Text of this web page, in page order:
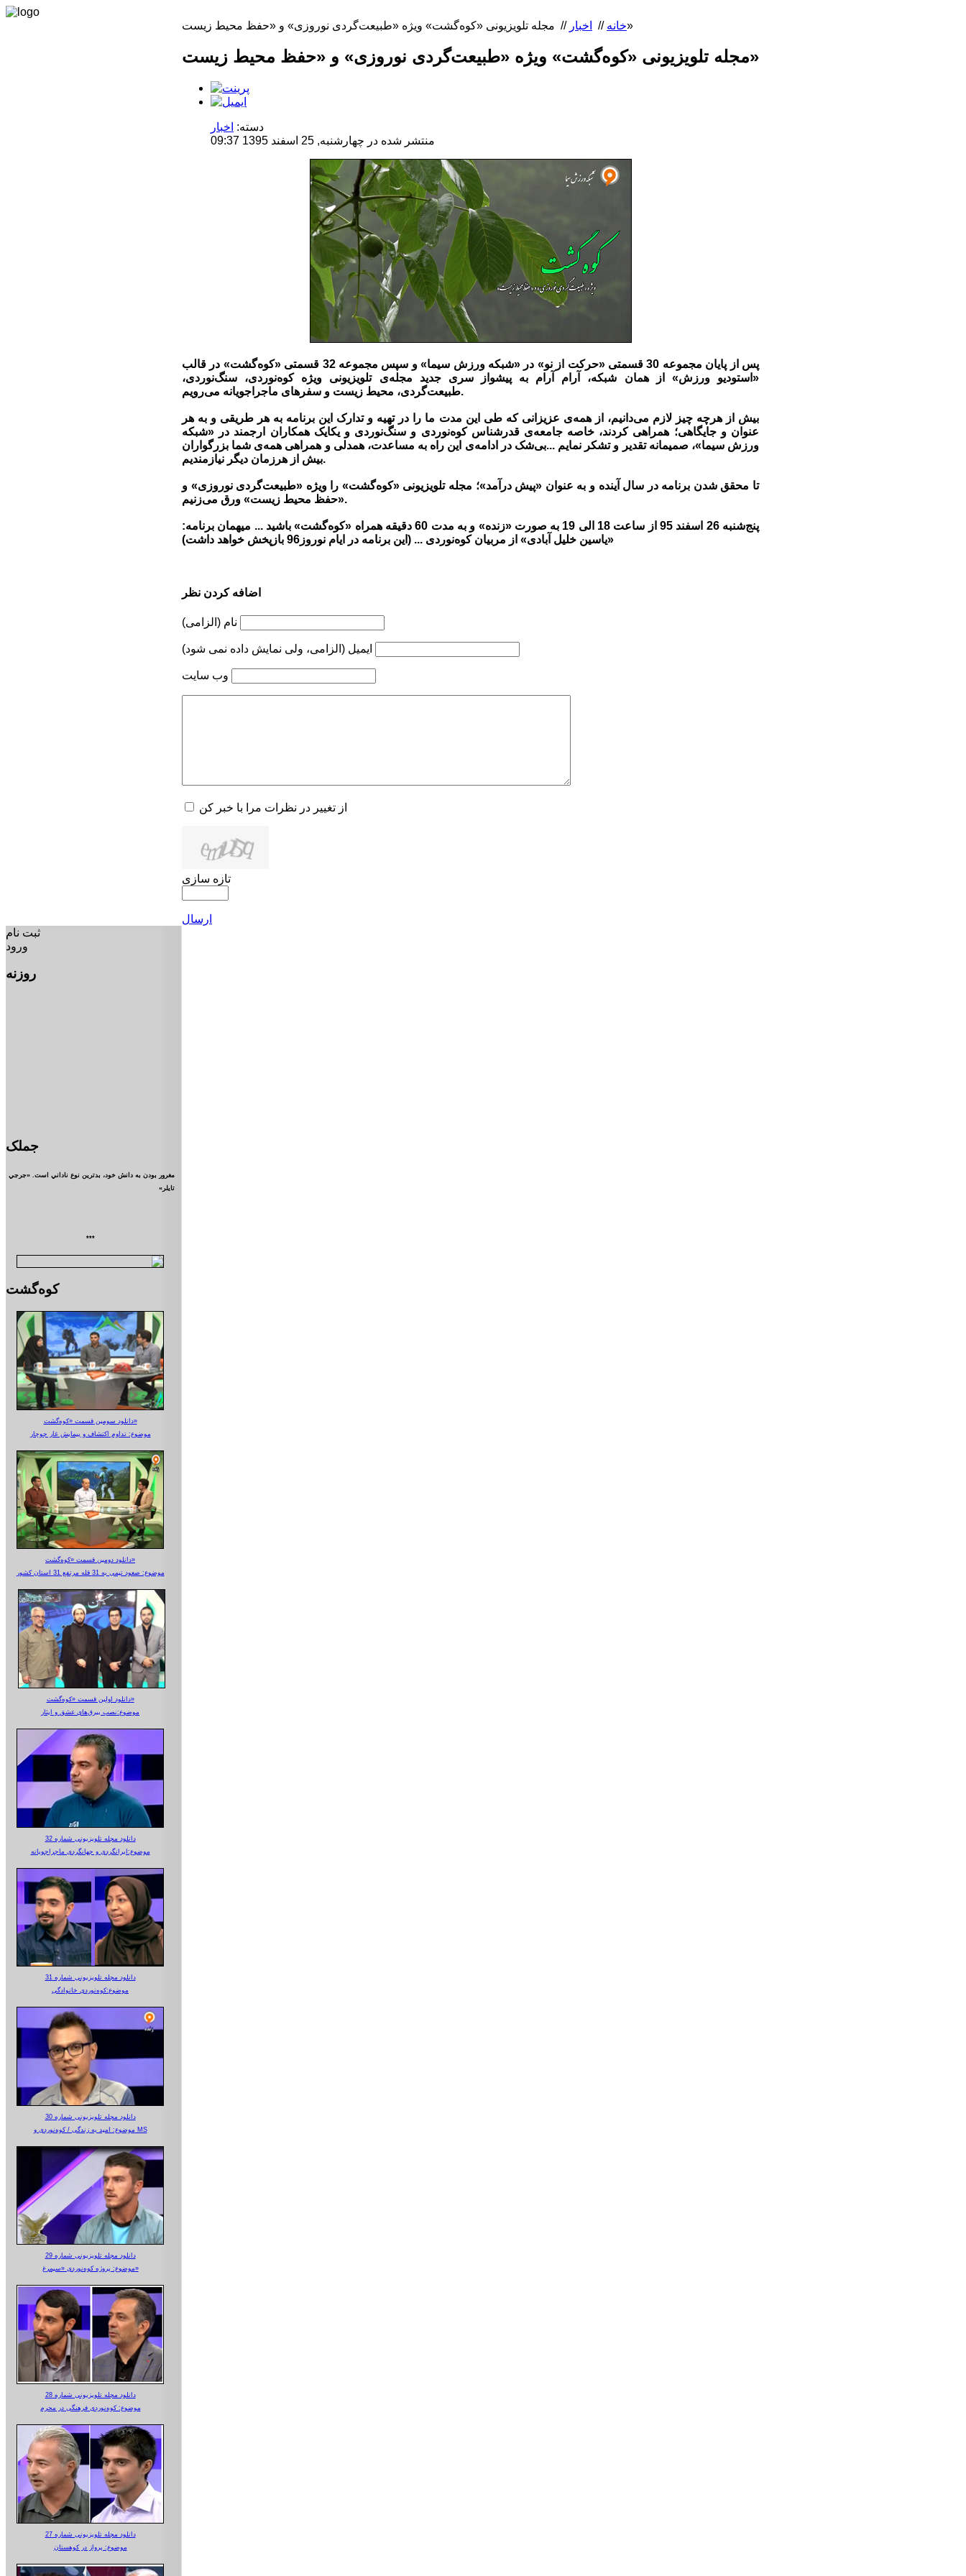
خانه // اخبار // مجله تلویزیونی «کوه‌گشت» ویژه «طبیعت‌گردی نوروزی» و «حفظ محیط زیست»
مجله تلویزیونی «کوه‌گشت» ویژه «طبیعت‌گردی نوروزی» و «حفظ محیط زیست»
دسته: اخبار
منتشر شده در چهارشنبه, 25 اسفند 1395 09:37
پس از پایان مجموعه 30 قسمتی «حرکت از نو» در «شبکه ورزش سیما» و سپس مجموعه 32 قسمتی «کوه‌گشت» در قالب
«استودیو ورزش» از همان شبکه، آرام آرام به پیشواز سری جدید مجله‌ی تلویزیونی ویژه کوه‌نوردی، سنگ‌نوردی،
طبیعت‌گردی، محیط زیست و سفرهای ماجراجویانه می‌رویم.
بیش از هر‌چه چیز لازم می‌دانیم، از همه‌ی عزیزانی که طی این مدت ما را در تهیه و تدارک این برنامه به هر طریقی و به هر
عنوان و جایگاهی؛ همراهی کردند، خاصه جامعه‌ی قدرشناس کوه‌نوردی و سنگ‌نوردی و یکایک همکاران ارجمند در «شبکه
ورزش سیما»، صمیمانه تقدیر و تشکر نمایم ...بی‌شک در ادامه‌ی این راه به مساعدت، همدلی و همراهی همه‌ی شما بزرگواران
بیش از هرزمان دیگر نیازمندیم.
تا محقق شدن برنامه در سال آینده و به عنوان «پیش درآمد»؛ مجله تلویزیونی «کوه‌گشت» را ویژه «طبیعت‌گردی نوروزی» و
«حفظ محیط زیست» ورق می‌زنیم.
پنج‌شنبه 26 اسفند 95 از ساعت 18 الی 19 به صورت «زنده»‌ و به مدت 60 دقیقه‌ همراه «کوه‌گشت» باشید ... میهمان برنامه:
«یاسین خلیل آبادی» از مربیان کوه‌نوردی ... (این برنامه در ایام نوروز96 بازپخش خواهد داشت)
اضافه کردن نظر
نام (الزامی)
ایمیل (الزامی، ولی نمایش داده نمی شود)
وب سایت
از تغییر در نظرات مرا با خبر کن
تازه سازی
ارسال
ثبت نام
ورود
روزنه
جملک
مغرور بودن به دانش خود، بدترين نوع ناداني است. «جرجي
تايلر»
***
کوه‌گشت
دانلود سومین قسمت «کوه‌گشت»
موضوع: تداوم اکتشاف و پیمایش غار جوجار
دانلود دومین قسمت «کوه‌گشت»
موضوع: صعود تیمی به 31 قله مرتفع 31 استان کشور
دانلود اولین قسمت «کوه‌گشت»
موضوع:نصب بیرق‌های عشق و ایثار
دانلود مجله تلویزیونی شماره 32
موضوع:ایرانگردی و جهانگردی ماجراجویانه
دانلود مجله تلویزیونی شماره 31
موضوع:کوه‌نوردی خانوادگی
دانلود مجله تلویزیونی شماره 30
موضوع: امید به زندگی / کوه‌نوردی و MS
دانلود مجله تلویزیونی شماره 29
موضوع: پروژه کوه‌نوردی «سیمرغ»
دانلود مجله تلویزیونی شماره 28
موضوع: کوه‌نوردی فرهنگی در محرم
دانلود مجله تلویزیونی شماره 27
موضوع: پرواز در کوهستان